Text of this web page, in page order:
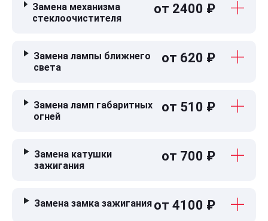
Замена механизма
стеклоочистителя
от 2400 ₽
Замена лампы ближнего
света
от 620 ₽
Замена ламп габаритных
огней
от 510 ₽
Замена катушки
зажигания
от 700 ₽
Замена замка зажигания от 4100 ₽